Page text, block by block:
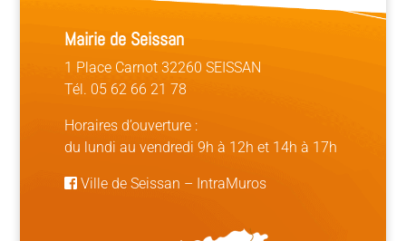
Mairie de Seissan
1 Place Carnot 32260 SEISSAN
Tél. 05 62 66 21 78
Horaires d’ouverture :
du lundi au vendredi 9h à 12h et 14h à 17h
Ville de Seissan – IntraMuros